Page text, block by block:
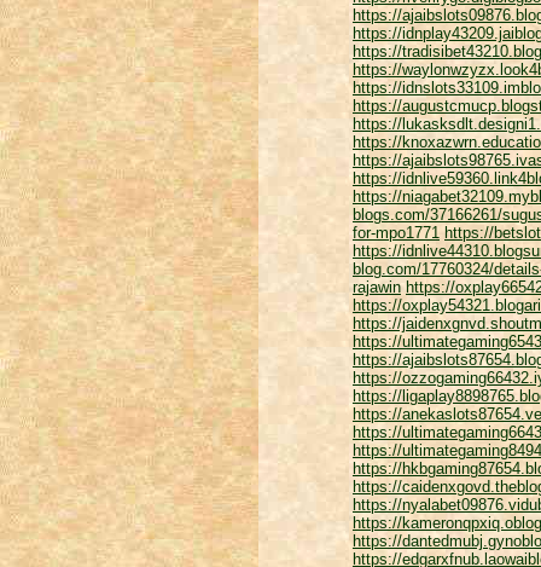
https://
https://
https://
https://
https://
https://
https://
https://
https://
https://
https://
blogs.com/37166261/
for-mpo1771 https://
https://
blog.com/17760324/
rajawin https://
https://
https://
https://
https://
https://
https://
https://
https://
https://
https://
https://
https://
https://
https://
https://